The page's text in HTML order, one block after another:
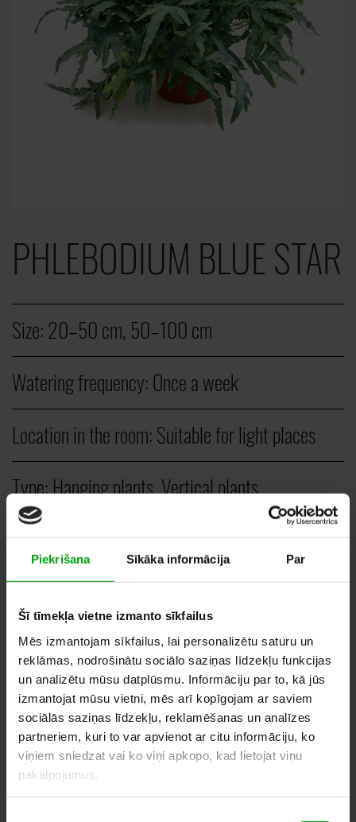
Piekrišana Sīkāka informācija Par
Šī tīmekļa vietne izmanto sīkfailus
Mēs izmantojam sīkfailus, lai personalizētu saturu un
reklāmas, nodrošinātu sociālo saziņas līdzekļu funkcijas
un analizētu mūsu datplūsmu. Informāciju par to, kā jūs
izmantojat mūsu vietni, mēs arī kopīgojam ar saviem
sociālās saziņas līdzekļu, reklamēšanas un analīzes
partneriem, kuri to var apvienot ar citu informāciju, ko
viņiem sniedzat vai ko viņi apkopo, kad lietojat viņu
pakalpojumus.
PHLEBODIUM BLUE STAR
Size:20–50 cm, 50–100 cm
Watering frequency:Once a week
Location in the room:Suitable for light places
Type:Hanging plants, Vertical plants
PCS.
20,00– 35,00 EUR
ADD TO WHISHLIST
SIMILAR PRODUCTS